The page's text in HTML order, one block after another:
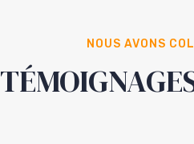
NOUS AVONS